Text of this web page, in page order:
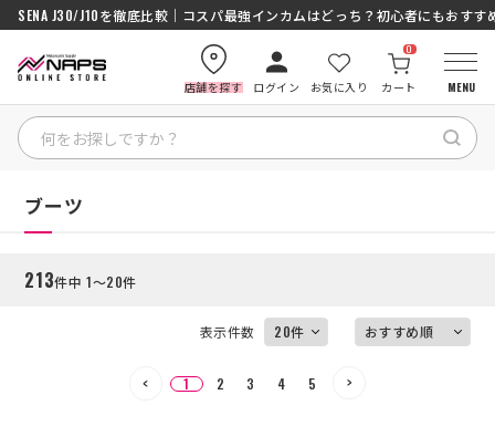
SENA J30/J10を徹底比較｜コスパ最強インカムはどっち？初心者にもおすす
店舗を探す ログイン お気に入り カート
0
MENU
HOME
絞り込む
HOME
ブーツ
213件中 1～20件
表示件数
1 2 3 4 5